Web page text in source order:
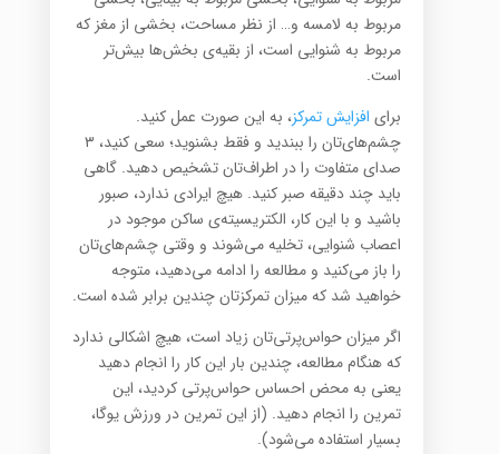
مربوط به لامسه و… از نظر مساحت، بخشی از مغز که
مربوط به شنوایی است، از بقیه‌ی بخش‌ها بیش‌تر
است.
برای افزایش تمرکز، به این صورت عمل کنید.
چشم‌های‌تان را ببندید و فقط بشنوید؛ سعی کنید، ۳
صدای متفاوت را در اطراف‌تان تشخیص دهید. گاهی
باید چند دقیقه صبر کنید. هیچ ایرادی ندارد، صبور
باشید و با این کار، الکتریسیته‌ی ساکن موجود در
اعصاب شنوایی، تخلیه می‌شوند و وقتی چشم‌های‌تان
را باز می‌کنید و مطالعه را ادامه می‌دهید، متوجه
خواهید شد که میزان تمرکزتان چندین برابر شده است.
اگر میزان حواس‌پرتی‌تان زیاد است، هیچ اشکالی ندارد
که هنگام مطالعه، چندین بار این کار را انجام دهید
یعنی به محض احساس حواس‌پرتی کردید، این
تمرین را انجام دهید. (از این تمرین در ورزش یوگا،
بسیار استفاده می‌شود).